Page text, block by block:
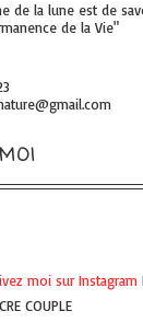
de la lune est de
de la Vie"
moi sur Instagram
COUPLE